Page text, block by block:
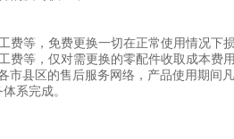
费等，免费更换一切在正常使用情况下
费等，仅对需更换的零配件收取成本费
市县区的售后服务网络，产品使用期间
系完成。